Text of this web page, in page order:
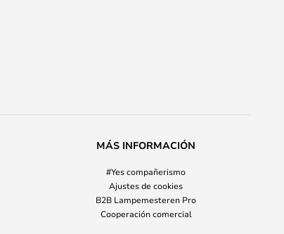
MÁS INFORMACIÓN
#Yes compañerismo
Ajustes de cookies
B2B Lampemesteren Pro
Cooperación comercial